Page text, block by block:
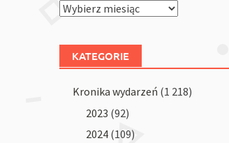
Archiwum
KATEGORIE
Kronika wydarzeń (1 218)
2023 (92)
2024 (109)